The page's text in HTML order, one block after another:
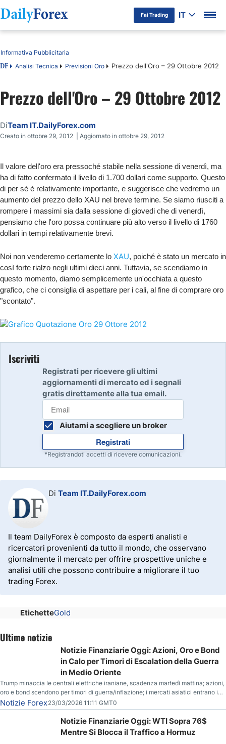
Fai Trading IT
Indice
DF Analisi Tecnica Previsioni Oro Prezzo dell'Oro – 29 Ottobre 2012
Informativa Pubblicitaria
Prezzo dell'Oro – 29 Ottobre 2012
DiTeam IT.DailyForex.com
Creato in ottobre 29, 2012 | Aggiornato in ottobre 29, 2012
Il valore dell'oro era pressoché stabile nella sessione di venerdì, ma
ha di fatto confermato il livello di 1.700 dollari come supporto. Questo
di per sé è relativamente importante, e suggerisce che vedremo un
aumento del prezzo dello XAU nel breve termine. Se siamo riusciti a
rompere i massimi sia dalla sessione di giovedi che di venerdì,
pensiamo che l'oro possa continuare più alto verso il livello di 1760
dollari in tempi relativamente brevi.
Noi non venderemo certamente lo XAU, poiché è stato un mercato in
così forte rialzo negli ultimi dieci anni. Tuttavia, se scendiamo in
questo momento, diamo semplicemente un'occhiata a questo
grafico, che ci consiglia di aspettare per i cali, al fine di comprare oro
"scontato".
Iscriviti
Registrati per ricevere gli ultimi
aggiornamenti di mercato ed i segnali
gratis direttamente alla tua email.
Aiutami a scegliere un broker
Registrati
*Registrandoti accetti di ricevere comunicazioni.
Di Team IT.DailyForex.com
Il team DailyForex è composto da esperti analisti e
ricercatori provenienti da tutto il mondo, che osservano
giornalmente il mercato per offrire prospettive uniche e
analisi utili che possono contribuire a migliorare il tuo
trading Forex.
EtichetteGold
Ultime notizie
Notizie Finanziarie Oggi: Azioni, Oro e Bond
in Calo per Timori di Escalation della Guerra
in Medio Oriente
Trump minaccia le centrali elettriche iraniane, scadenza martedì mattina; azioni,
oro e bond scendono per timori di guerra/inflazione; i mercati asiatici entrano in
correzione; il petrolio greggio resta stabile.
Notizie Forex23/03/2026 11:11 GMT0
Notizie Finanziarie Oggi: WTI Sopra 76$
Mentre Si Blocca il Traffico a Hormuz